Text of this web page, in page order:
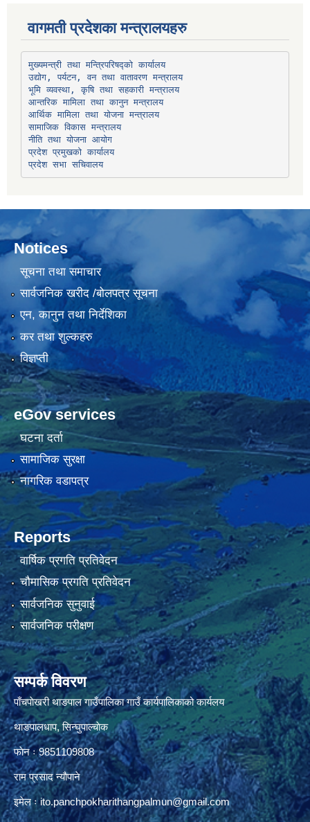
वागमती प्रदेशका मन्त्रालयहरु
मुख्यमन्त्री तथा मन्त्रिपरिषद्को कार्यालय
उद्योग, पर्यटन, वन तथा वातावरण मन्त्रालय
भूमि व्यवस्था, कृषि तथा सहकारी मन्त्रालय
आन्तरिक मामिला तथा कानुन मन्त्रालय
आर्थिक मामिला तथा योजना मन्त्रालय
सामाजिक विकास मन्त्रालय
नीति तथा योजना आयोग
प्रदेश प्रमुखको कार्यालय
प्रदेश सभा सचिवालय
Notices
सूचना तथा समाचार
सार्वजनिक खरीद /बोलपत्र सूचना
एन, कानुन तथा निर्देशिका
कर तथा शुल्कहरु
विज्ञप्ती
eGov services
घटना दर्ता
सामाजिक सुरक्षा
नागरिक वडापत्र
Reports
वार्षिक प्रगति प्रतिवेदन
चौमासिक प्रगति प्रतिवेदन
सार्वजनिक सुनुवाई
सार्वजनिक परीक्षण
सम्पर्क विवरण
पाँचपाेखरी थाङपाल गाउँपालिका गाउँ कार्यपालिकाको कार्यलय
थाङपालधाप, सिन्घुपाल्चाेक
फाेन ः 9851109808
राम प्रसाद न्याैपाने
इमेल ःito.panchpokharithangpalmun@gmail.com